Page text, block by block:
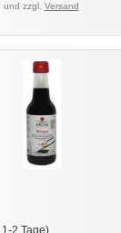
und zzgl. Versand
1-2 Tage)